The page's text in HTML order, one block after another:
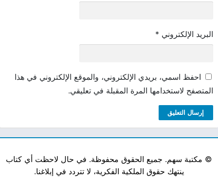
البريد الإلكتروني *
احفظ اسمي، بريدي الإلكتروني، والموقع الإلكتروني في هذا
المتصفح لاستخدامها المرة المقبلة في تعليقي.
© مكتبة سهم. جميع الحقوق محفوظة. في حال لاحظت أي كتاب
ينتهك حقوق الملكية الفكرية، لا تتردد في إبلاغنا.